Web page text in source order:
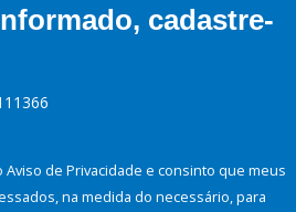
cadastre-
de Privacidade e consinto que meus
na medida do necessário, para